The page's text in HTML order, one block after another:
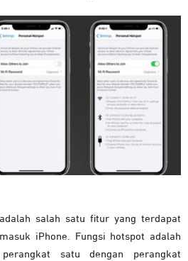
salah satu fitur yang terdapat
iPhone. Fungsi hotspot adalah
satu dengan perangkat